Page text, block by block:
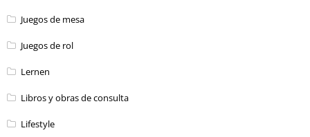
Juegos de mesa
Juegos de rol
Lernen
Libros y obras de consulta
Lifestyle